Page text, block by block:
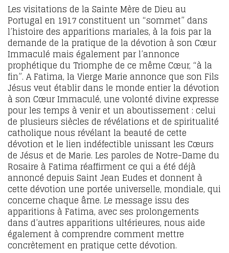
Les visitations de la Sainte Mère de Dieu au
Portugal en 1917 constituent un “sommet” dans
l’histoire des apparitions mariales, à la fois par la
demande de la pratique de la dévotion à son Cœur
Immaculé mais également par l’annonce
prophétique du Triomphe de ce même Cœur, “à la
fin”. A Fatima, la Vierge Marie annonce que son Fils
Jésus veut établir dans le monde entier la dévotion
à son Cœur Immaculé, une volonté divine expresse
pour les temps à venir et un aboutissement : celui
de plusieurs siècles de révélations et de spiritualité
catholique nous révélant la beauté de cette
dévotion et le lien indéfectible unissant les Cœurs
de Jésus et de Marie. Les paroles de Notre-Dame du
Rosaire à Fatima réaffirment ce qui a été déjà
annoncé depuis Saint Jean Eudes et donnent à
cette dévotion une portée universelle, mondiale, qui
concerne chaque âme. Le message issu des
apparitions à Fatima, avec ses prolongements
dans d’autres apparitions ultérieures, nous aide
également à comprendre comment mettre
concrètement en pratique cette dévotion.